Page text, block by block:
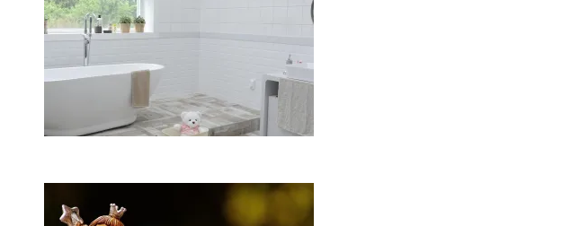
vežimėliui vonią?
2026-05-12
kasdienybėje: kaip